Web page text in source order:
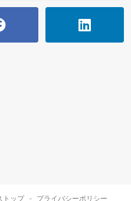
トップ - プライバシーポリシー